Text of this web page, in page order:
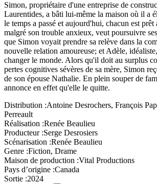
Simon, propriétaire d'une entreprise de
Laurentides, a bâti lui-même la maison où il a
le temps a passé et aujourd'hui, chacun est
malgré son trouble anxieux, veut poursuivre
que Simon voyait prendre sa relève dans la
nouvelle relation amoureuse; et Adèle,
changer le monde. Alors qu'il doit au surplus
pertes cognitives sévères de sa mère, Simon
de son épouse Nathalie. En plein souper de
annonce en effet qu'elle le quitte.
Distribution :Antoine Desrochers, François
Perreault
Réalisation :Renée Beaulieu
Producteur :Serge Desrosiers
Scénarisation :Renée Beaulieu
Genre :Fiction, Drame
Maison de production :Vital Productions
Pays d’origine :Canada
Sortie :2024